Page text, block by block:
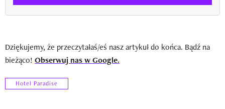
Dziękujemy, że przeczytałaś/eś nasz artykuł do końca. Bądź na
bieżąco! Obserwuj nas w Google.
Hotel Paradise